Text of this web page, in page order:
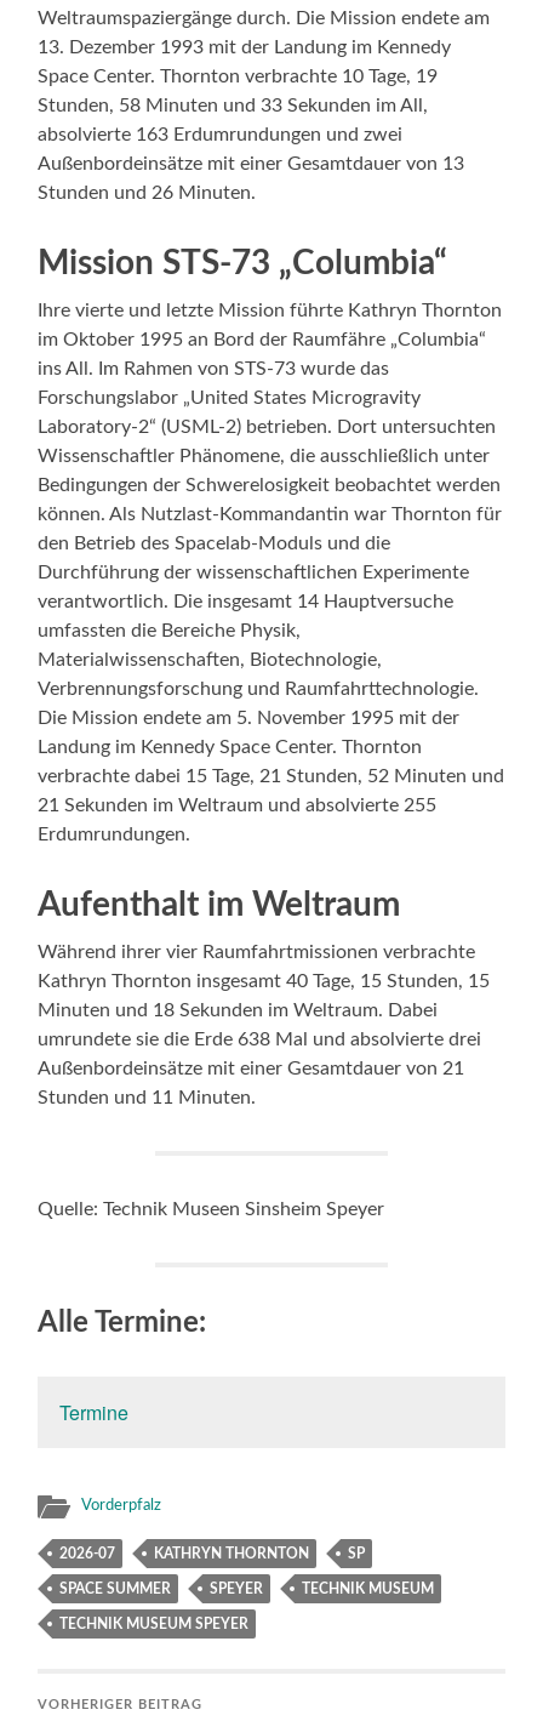
Weltraumspaziergänge durch. Die Mission endete am
13. Dezember 1993 mit der Landung im Kennedy
Space Center. Thornton verbrachte 10 Tage, 19
Stunden, 58 Minuten und 33 Sekunden im All,
absolvierte 163 Erdumrundungen und zwei
Außenbordeinsätze mit einer Gesamtdauer von 13
Stunden und 26 Minuten.
Mission STS-73 „Columbia“
Ihre vierte und letzte Mission führte Kathryn Thornton
im Oktober 1995 an Bord der Raumfähre „Columbia“
ins All. Im Rahmen von STS-73 wurde das
Forschungslabor „United States Microgravity
Laboratory-2“ (USML-2) betrieben. Dort untersuchten
Wissenschaftler Phänomene, die ausschließlich unter
Bedingungen der Schwerelosigkeit beobachtet werden
können. Als Nutzlast-Kommandantin war Thornton für
den Betrieb des Spacelab-Moduls und die
Durchführung der wissenschaftlichen Experimente
verantwortlich. Die insgesamt 14 Hauptversuche
umfassten die Bereiche Physik,
Materialwissenschaften, Biotechnologie,
Verbrennungsforschung und Raumfahrttechnologie.
Die Mission endete am 5. November 1995 mit der
Landung im Kennedy Space Center. Thornton
verbrachte dabei 15 Tage, 21 Stunden, 52 Minuten und
21 Sekunden im Weltraum und absolvierte 255
Erdumrundungen.
Aufenthalt im Weltraum
Während ihrer vier Raumfahrtmissionen verbrachte
Kathryn Thornton insgesamt 40 Tage, 15 Stunden, 15
Minuten und 18 Sekunden im Weltraum. Dabei
umrundete sie die Erde 638 Mal und absolvierte drei
Außenbordeinsätze mit einer Gesamtdauer von 21
Stunden und 11 Minuten.
Quelle: Technik Museen Sinsheim Speyer
Alle Termine:
Termine
Vorderpfalz
2026-07 KATHRYN THORNTON SP
SPACE SUMMER SPEYER TECHNIK MUSEUM
TECHNIK MUSEUM SPEYER
VORHERIGER BEITRAG